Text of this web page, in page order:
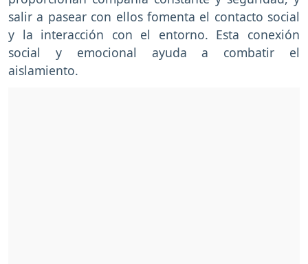
salir a pasear con ellos fomenta el contacto social
y la interacción con el entorno. Esta conexión
social y emocional ayuda a combatir el
aislamiento.